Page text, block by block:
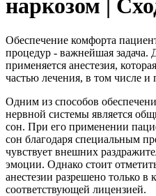
наркозом |
Обеспечение комфорта
процедур - важнейшая задача.
применяется анестезия,
частью лечения, в том числе и
Одним из способов
нервной системы является
сон. При его применении
сон благодаря специальным
чувствует внешних
эмоции. Однако стоит
анестезии разрешено только
соответствующей лицензией.